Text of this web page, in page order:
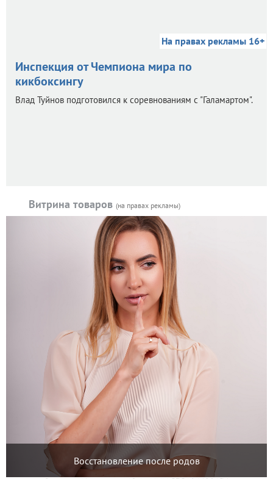
На правах рекламы 16+
Инспекция от Чемпиона мира по
кикбоксингу
Влад Туйнов подготовился к соревнованиям с "Галамартом".
Витрина товаров (на правах рекламы)
Восстановление после родов